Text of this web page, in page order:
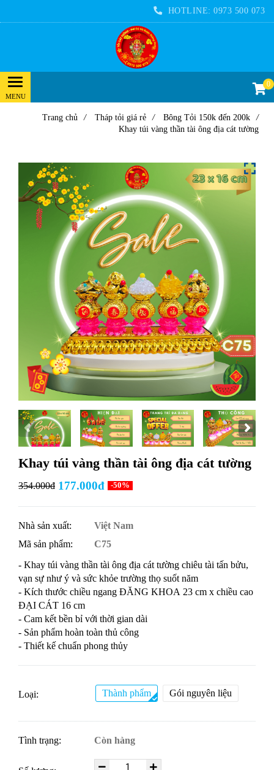
HOTLINE: 0973 500 073
0
Trang chủ / Tháp tỏi giá rẻ / Bông Tỏi 150k đến 200k
/
Khay túi vàng thần tài ông địa cát tường
Khay túi vàng thần tài ông địa cát tường
354.000đ 177.000đ -50%
Nhà sản xuất:
Việt Nam
Mã sản phẩm:
C75
- Khay túi vàng thần tài ông địa cát tường chiêu tài tấn bửu,
vạn sự như ý và sức khỏe trường thọ suốt năm
- Kích thước chiều ngang ĐĂNG KHOA 23 cm x chiều cao
ĐẠI CÁT 16 cm
- Cam kết bền bỉ với thời gian dài
- Sản phẩm hoàn toàn thủ công
- Thiết kế chuẩn phong thủy
Loại: Thành phẩm Gói nguyên liệu
Tình trạng: Còn hàng